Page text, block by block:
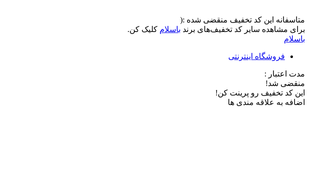
متاسفانه این کد تخفیف منقضی شده :(
برای مشاهده سایر کد تخفیف‌های برند باسلام کلیک کن.
باسلام
فروشگاه اینترنتی
مدت اعتبار :
منقضی شد!
این کد تخفیف رو پرینت کن!
اضافه به علاقه مندی ها